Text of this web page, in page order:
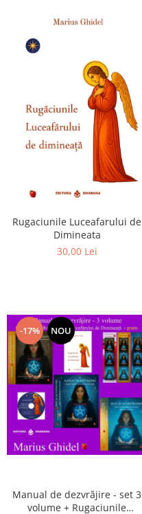
Rugaciunile Luceafarului de
Dimineata
30,00 Lei
-17% NOU
Manual de dezvrăjire - set 3
volume + Rugaciunile